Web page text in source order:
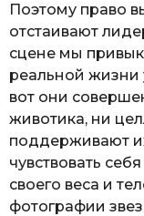
Поэтому право
отстаивают
сцене мы
реальной жизни
вот они
животика, ни
поддерживают
чувствовать
своего веса и
фотографии